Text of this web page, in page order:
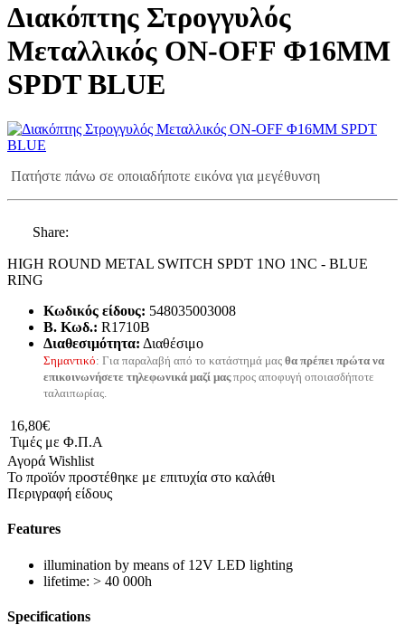
Διακόπτης Στρογγυλός
Μεταλλικός ON-OFF Φ16ΜΜ
SPDT BLUE
Πατήστε πάνω σε οποιαδήποτε εικόνα για μεγέθυνση
Share:
HIGH ROUND METAL SWITCH SPDT 1NO 1NC - BLUE
RING
Κωδικός είδους: 548035003008
B. Κωδ.: R1710B
Διαθεσιμότητα: Διαθέσιμο
Σημαντικό: Για παραλαβή από το κατάστημά μας θα πρέπει πρώτα να
επικοινωνήσετε τηλεφωνικά μαζί μαςπρος αποφυγή οποιασδήποτε
ταλαιπωρίας.
16,80€
Τιμές με Φ.Π.Α
Αγορά Wishlist
Το προϊόν προστέθηκε με επιτυχία στο καλάθι
Περιγραφή είδους
Features
illumination by means of 12V LED lighting
lifetime: > 40 000h
Specifications